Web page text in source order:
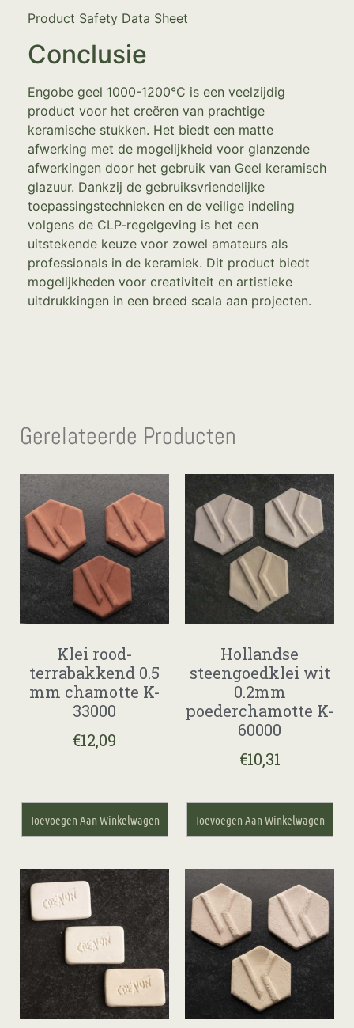
Product Safety Data Sheet
Conclusie
Engobe geel 1000-1200°C is een veelzijdig
product voor het creëren van prachtige
keramische stukken. Het biedt een matte
afwerking met de mogelijkheid voor glanzende
afwerkingen door het gebruik van Geel keramisch
glazuur. Dankzij de gebruiksvriendelijke
toepassingstechnieken en de veilige indeling
volgens de CLP-regelgeving is het een
uitstekende keuze voor zowel amateurs als
professionals in de keramiek. Dit product biedt
mogelijkheden voor creativiteit en artistieke
uitdrukkingen in een breed scala aan projecten.
Gerelateerde Producten
Klei rood-
terrabakkend 0.5
mm chamotte K-
33000
€12,09
Toevoegen Aan Winkelwagen
Hollandse
steengoedklei wit
0.2mm
poederchamotte K-
60000
€10,31
Toevoegen Aan Winkelwagen